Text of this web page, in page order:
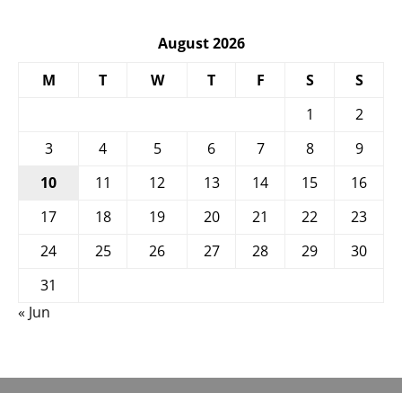
August 2026
M
T W T F S
S
1
2
3
4 5 6 7 8
9
10
11 12 13 14 15
16
17
18 19 20 21 22
23
24
25 26 27 28 29
30
31
« Jun